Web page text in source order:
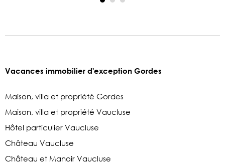
Vacances immobilier d'exception Gordes
Maison, villa et propriété Gordes
Maison, villa et propriété Vaucluse
Hôtel particulier Vaucluse
Château Vaucluse
Château et Manoir Vaucluse